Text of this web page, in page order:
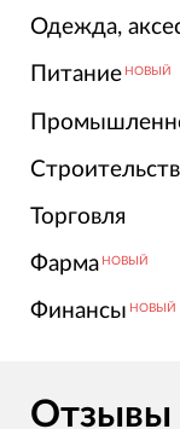
Одежда,
Питание НОВЫЙ
Торговля
Фарма НОВЫЙ
Финансы НОВЫЙ
Отзывы